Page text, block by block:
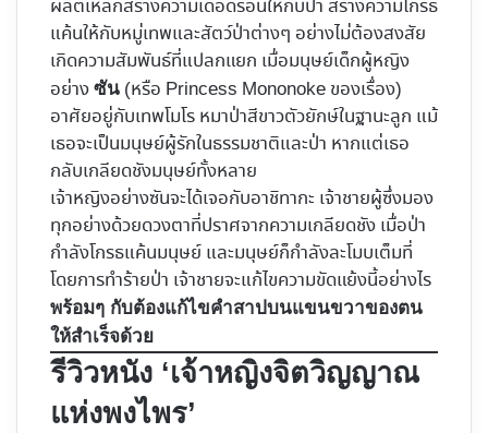
ผลิตเหล็กสร้างความเดือดร้อนให้กับป่า สร้างความโกรธ
แค้นให้กับหมู่เทพและสัตว์ป่าต่างๆ อย่างไม่ต้องสงสัย
เกิดความสัมพันธ์ที่แปลกแยก เมื่อมนุษย์เด็กผู้หญิง
อย่าง ซัน (หรือ Princess Mononoke ของเรื่อง)
อาศัยอยู่กับเทพโมโร หมาป่าสีขาวตัวยักษ์ในฐานะลูก แม้
เธอจะเป็นมนุษย์ผู้รักในธรรมชาติและป่า หากแต่เธอ
กลับเกลียดชังมนุษย์ทั้งหลาย
เจ้าหญิงอย่างซันจะได้เจอกับอาชิทากะ เจ้าชายผู้ซึ่งมอง
ทุกอย่างด้วยดวงตาที่ปราศจากความเกลียดชัง เมื่อป่า
กำลังโกรธแค้นมนุษย์ และมนุษย์ก็กำลังละโมบเต็มที่
โดยการทำร้ายป่า เจ้าชายจะแก้ไขความขัดแย้งนี้อย่างไร
พร้อมๆ กับต้องแก้ไขคำสาปบนแขนขวาของตน
ให้สำเร็จด้วย
รีวิวหนัง ‘เจ้าหญิงจิตวิญญาณ
แห่งพงไพร’